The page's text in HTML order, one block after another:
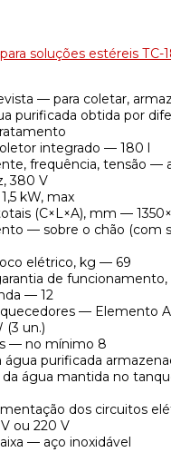
soluções estéreis ТС-
— para coletar,
purificada obtida por
integrado — 180 l
frequência, tensão —
380 V
kW, max
(C×L×A), mm —
— sobre o chão (com
elétrico, kg — 69
de funcionamento,
— 12
— Elemento
(3 un.)
— no mínimo 8
água purificada
da água mantida no
dos circuitos
ou 220 V
— aço inoxidável